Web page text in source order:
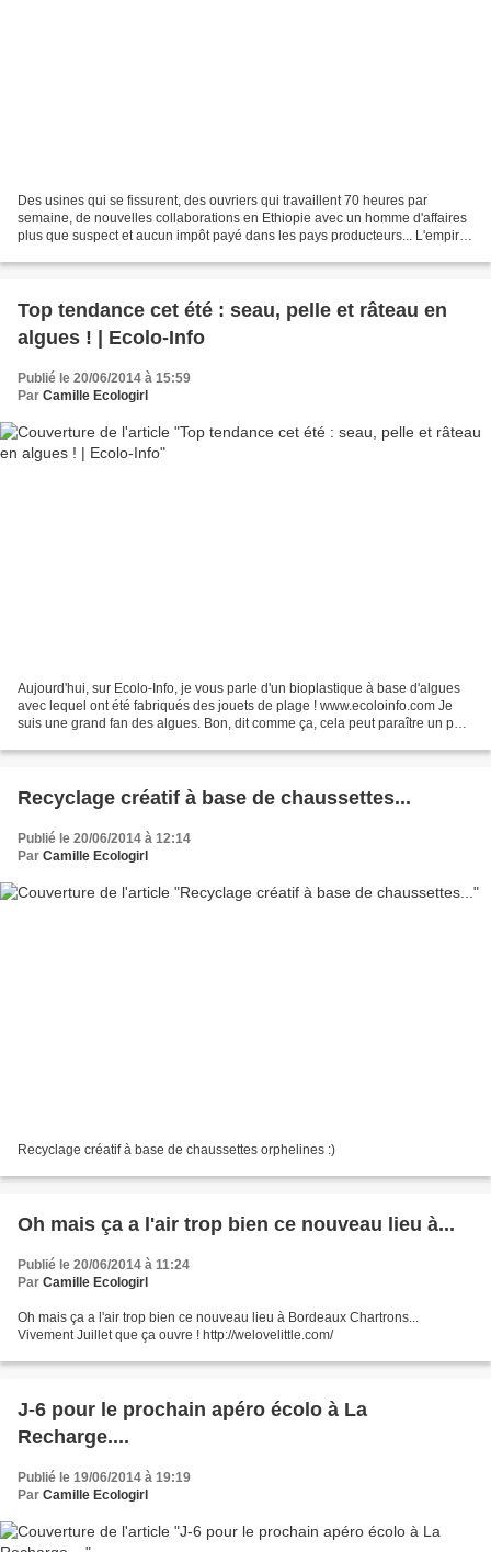
Des usines qui se fissurent, des ouvriers qui travaillent 70 heures par
semaine, de nouvelles collaborations en Ethiopie avec un homme d'affaires
plus que suspect et aucun impôt payé dans les pays producteurs... L'empire
Top tendance cet été : seau, pelle et râteau en
algues ! | Ecolo-Info
Publié le 20/06/2014 à 15:59
Par Camille Ecologirl
Aujourd'hui, sur Ecolo-Info, je vous parle d'un bioplastique à base d'algues
avec lequel ont été fabriqués des jouets de plage ! www.ecoloinfo.com Je
suis une grand fan des algues. Bon, dit comme ça, cela peut paraître un peu
Recyclage créatif à base de chaussettes...
Publié le 20/06/2014 à 12:14
Par Camille Ecologirl
Recyclage créatif à base de chaussettes orphelines :)
Oh mais ça a l'air trop bien ce nouveau lieu à...
Publié le 20/06/2014 à 11:24
Par Camille Ecologirl
Oh mais ça a l'air trop bien ce nouveau lieu à Bordeaux Chartrons...
Vivement Juillet que ça ouvre ! http://welovelittle.com/
J-6 pour le prochain apéro écolo à La
Recharge....
Publié le 19/06/2014 à 19:19
Par Camille Ecologirl